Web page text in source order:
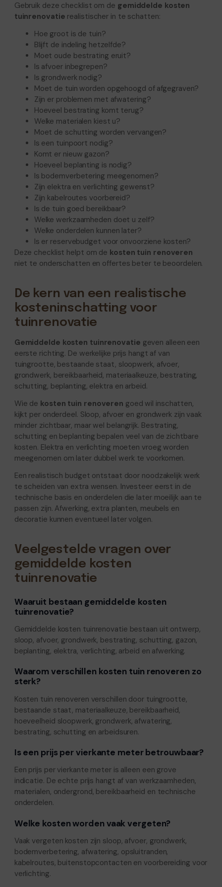
Gebruik deze checklist om de gemiddelde kosten
tuinrenovatie realistischer in te schatten:
Hoe groot is de tuin?
Blijft de indeling hetzelfde?
Moet oude bestrating eruit?
Is afvoer inbegrepen?
Is grondwerk nodig?
Moet de tuin worden opgehoogd of afgegraven?
Zijn er problemen met afwatering?
Hoeveel bestrating komt terug?
Welke materialen kiest u?
Moet de schutting worden vervangen?
Is een tuinpoort nodig?
Komt er nieuw gazon?
Hoeveel beplanting is nodig?
Is bodemverbetering meegenomen?
Zijn elektra en verlichting gewenst?
Zijn kabelroutes voorbereid?
Is de tuin goed bereikbaar?
Welke werkzaamheden doet u zelf?
Welke onderdelen kunnen later?
Is er reservebudget voor onvoorziene kosten?
Deze checklist helpt om de kosten tuin renoveren
niet te onderschatten en offertes beter te beoordelen.
De kern van een realistische
kosteninschatting voor
tuinrenovatie
Gemiddelde kosten tuinrenovatie geven alleen een
eerste richting. De werkelijke prijs hangt af van
tuingrootte, bestaande staat, sloopwerk, afvoer,
grondwerk, bereikbaarheid, materiaalkeuze, bestrating,
schutting, beplanting, elektra en arbeid.
Wie de kosten tuin renoveren goed wil inschatten,
kijkt per onderdeel. Sloop, afvoer en grondwerk zijn vaak
minder zichtbaar, maar wel belangrijk. Bestrating,
schutting en beplanting bepalen veel van de zichtbare
kosten. Elektra en verlichting moeten vroeg worden
meegenomen om later dubbel werk te voorkomen.
Een realistisch budget ontstaat door noodzakelijk werk
te scheiden van extra wensen. Investeer eerst in de
technische basis en onderdelen die later moeilijk aan te
passen zijn. Afwerking, extra planten, meubels en
decoratie kunnen eventueel later volgen.
Veelgestelde vragen over
gemiddelde kosten
tuinrenovatie
Waaruit bestaan gemiddelde kosten
tuinrenovatie?
Gemiddelde kosten tuinrenovatie bestaan uit ontwerp,
sloop, afvoer, grondwerk, bestrating, schutting, gazon,
beplanting, elektra, verlichting, arbeid en afwerking.
Waarom verschillen kosten tuin renoveren zo
sterk?
Kosten tuin renoveren verschillen door tuingrootte,
bestaande staat, materiaalkeuze, bereikbaarheid,
hoeveelheid sloopwerk, grondwerk, afwatering,
bestrating, schutting en arbeidsuren.
Is een prijs per vierkante meter betrouwbaar?
Een prijs per vierkante meter is alleen een grove
indicatie. De echte prijs hangt af van werkzaamheden,
materialen, ondergrond, bereikbaarheid en technische
onderdelen.
Welke kosten worden vaak vergeten?
Vaak vergeten kosten zijn sloop, afvoer, grondwerk,
bodemverbetering, afwatering, opsluitranden,
kabelroutes, buitenstopcontacten en voorbereiding voor
verlichting.